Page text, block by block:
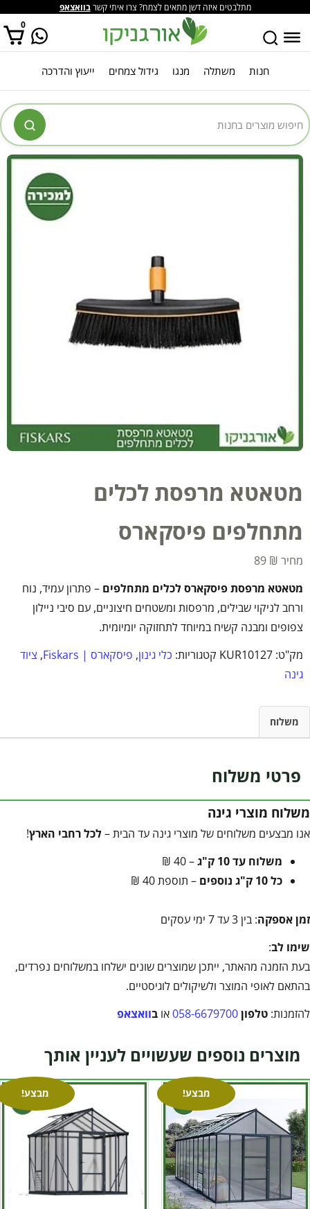
מתלבטים איזה דשן מתאים לצמח? צרו איתי קשרבוואצאפ
0
אין מוצרים בסל הקניות. חנות משתלה מנגו גידול צמחים ייעוץ והדרכה
מטאטא מרפסת לכלים
מתחלפים פיסקארס
89 ₪
מטאטא מרפסת פיסקארס לכלים מתחלפים – פתרון עמיד, נוח
ורחב לניקוי שבילים, מרפסות ומשטחים חיצוניים, עם סיבי ניילון
צפופים ומבנה קשיח במיוחד לתחזוקה יומיומית.
מק"ט: KUR10127 קטגוריות: כלי גינון, פיסקארס | Fiskars , ציוד
גינה
משלוח
פרטי משלוח
משלוח מוצרי גינה
אנו מבצעים משלוחים של מוצרי גינה עד הבית –לכל רחבי הארץ!
משלוח עד 10 ק"ג
– 40 ₪
כל 10 ק"ג נוספים
– תוספת 40 ₪
זמן אספקה: בין 3 עד 7 ימי עסקים
שימו לב:
בעת הזמנה מהאתר, ייתכן שמוצרים שונים ישלחו במשלוחים נפרדים,
בהתאם לאופי המוצר ולשיקולים לוגיסטיים.
להזמנות: טלפון058-6679700או בוואצאפ
מוצרים נוספים שעשויים לעניין אותך
מבצע! מבצע!